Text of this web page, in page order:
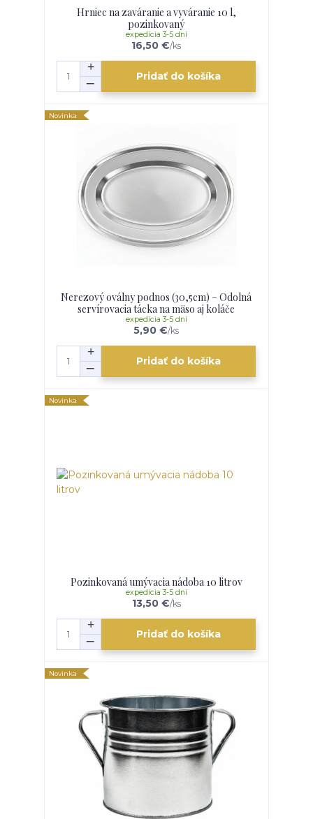
Hrniec na zaváranie a vyváranie 10 l,
pozinkovaný
16,50 €/ks
expedícia 3-5 dní
Pridať do košíka
Novinka
Nerezový oválny podnos (30,5cm) – Odolná
servírovacia tácka na mäso aj koláče
5,90 €/ks
expedícia 3-5 dní
Pridať do košíka
Novinka
Pozinkovaná umývacia nádoba 10 litrov
13,50 €/ks
expedícia 3-5 dní
Pridať do košíka
Novinka